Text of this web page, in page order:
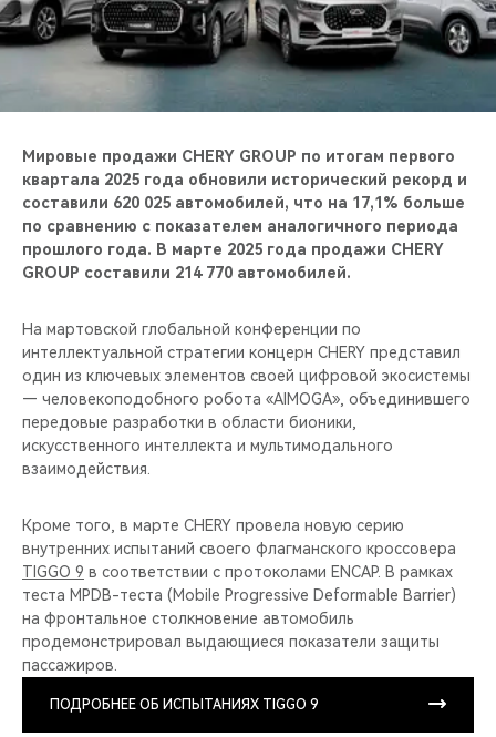
CHERY И СПОРТ
НАШИ МЕРОПРИЯТИЯ
ВИДЕООБЗОРЫ
CHERY ДЛЯ ДЕТЕЙ
Мировые продажи CHERY GROUP по итогам первого
квартала 2025 года обновили исторический рекорд и
составили 620 025 автомобилей, что на 17,1% больше
по сравнению с показателем аналогичного периода
прошлого года. В марте 2025 года продажи CHERY
GROUP составили 214 770 автомобилей.
На мартовской глобальной конференции по
интеллектуальной стратегии концерн CHERY представил
один из ключевых элементов своей цифровой экосистемы
— человекоподобного робота «AIMOGA», объединившего
передовые разработки в области бионики,
искусственного интеллекта и мультимодального
взаимодействия.
Кроме того, в марте CHERY провела новую серию
внутренних испытаний своего флагманского кроссовера
TIGGO 9 в соответствии с протоколами ENCAP. В рамках
теста MPDB-теста (Mobile Progressive Deformable Barrier)
на фронтальное столкновение автомобиль
продемонстрировал выдающиеся показатели защиты
пассажиров.
ПОДРОБНЕЕ ОБ ИСПЫТАНИЯХ TIGGO 9